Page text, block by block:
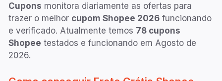
Cupons monitora diariamente as ofertas para
trazer o melhor cupom Shopee 2026 funcionando
e verificado. Atualmente temos 78 cupons
Shopee testados e funcionando em Agosto de
2026.